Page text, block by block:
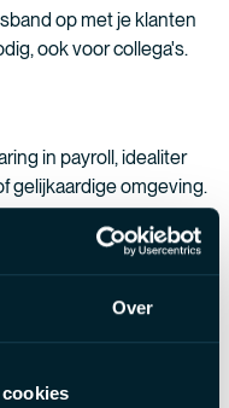
Over
op met je klanten
ook voor collega's.
in payroll, idealiter
gelijkaardige omgeving.
wetgeving en een
te verdiepen.